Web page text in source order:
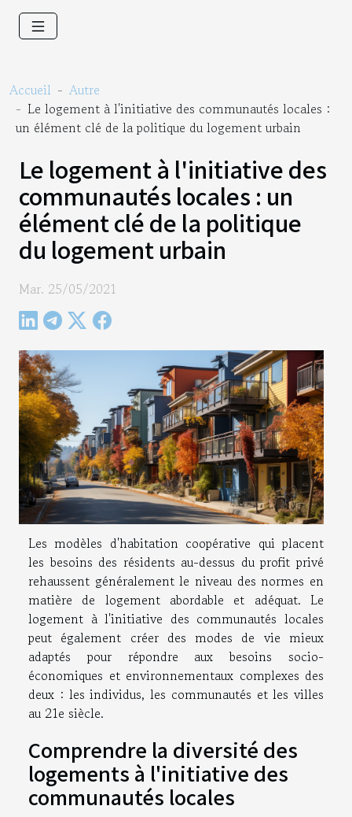
Accueil
Autre
Le logement à l'initiative des communautés locales :
un élément clé de la politique du logement urbain
Le logement à l'initiative des
communautés locales : un
élément clé de la politique
du logement urbain
Mar. 25/05/2021
Les modèles d'habitation coopérative qui placent
les besoins des résidents au-dessus du profit privé
rehaussent généralement le niveau des normes en
matière de logement abordable et adéquat. Le
logement à l'initiative des communautés locales
peut également créer des modes de vie mieux
adaptés pour répondre aux besoins socio-
économiques et environnementaux complexes des
deux : les individus, les communautés et les villes
au 21e siècle.
Comprendre la diversité des
logements à l'initiative des
communautés locales